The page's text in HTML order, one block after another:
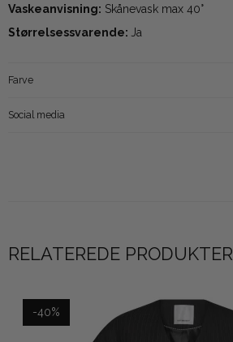
Vaskeanvisning: Skånevask max 40°
Størrelsessvarende: Ja
Farve
Social media
RELATEREDE PRODUKTER
-40%